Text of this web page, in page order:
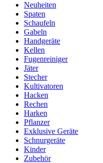
Neuheiten
Spaten
Schaufeln
Gabeln
Handgeräte
Kellen
Fugenreiniger
Jäter
Stecher
Kultivatoren
Hacken
Rechen
Harken
Pflanzer
Exklusive Geräte
Schnurgeräte
Kinder
Zubehör